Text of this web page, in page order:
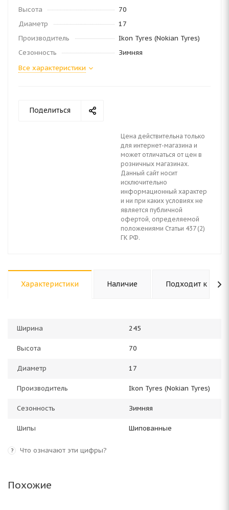
Высота
70
Диаметр
17
Производитель
Ikon Tyres (Nokian Tyres)
Сезонность
Зимняя
Все характеристики
Поделиться
Цена действительна только
для интернет-магазина и
может отличаться от цен в
розничных магазинах.
Данный сайт носит
исключительно
информационный характер
и ни при каких условиях не
является публичной
офертой, определяемой
положениями Статьи 437 (2)
ГК РФ.
Характеристики Наличие Подходит к авто
Ширина 245
Высота 70
Диаметр 17
Производитель Ikon Tyres (Nokian Tyres)
Сезонность Зимняя
Шипы Шипованные
? Что означают эти цифры?
Похожие